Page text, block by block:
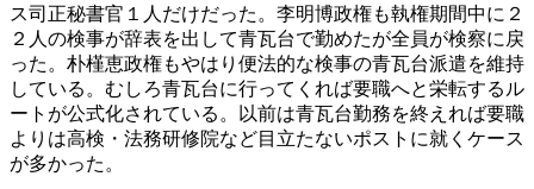
ス司正秘書官１人だけだった。李明博政権も執権期間中に２
２人の検事が辞表を出して青瓦台で勤めたが全員が検察に戻
った。朴槿恵政権もやはり便法的な検事の青瓦台派遣を維持
している。むしろ青瓦台に行ってくれば要職へと栄転するル
ートが公式化されている。以前は青瓦台勤務を終えれば要職
よりは高検・法務研修院など目立たないポストに就くケース
が多かった。